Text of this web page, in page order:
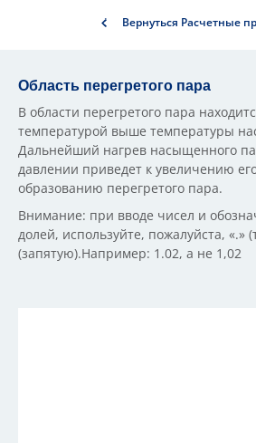
Вернуться Расчетные
Область перегретого пара
В области перегретого пара
температурой выше температуры
Дальнейший нагрев насыщенного
давлении приведет к увеличению
образованию перегретого пара.
Внимание: при вводе чисел и
долей, используйте, пожалуйста, «.»
(запятую).Например: 1.02, а не 1,02